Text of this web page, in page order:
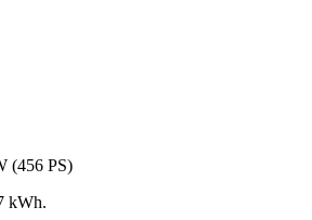
(456 PS)
kWh.